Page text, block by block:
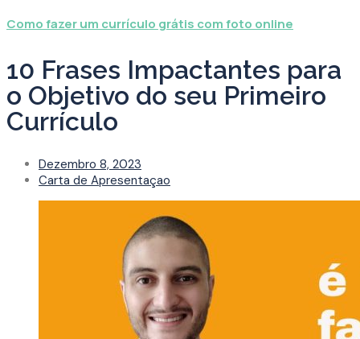
Como fazer um currículo grátis com foto online
10 Frases Impactantes para
o Objetivo do seu Primeiro
Currículo
Dezembro 8, 2023
Carta de Apresentaçao